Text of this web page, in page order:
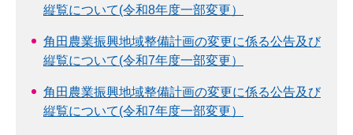
縦覧について(令和8年度一部変更）
角田農業振興地域整備計画の変更に係る公告及び
縦覧について(令和7年度一部変更）
角田農業振興地域整備計画の変更に係る公告及び
縦覧について(令和7年度一部変更）